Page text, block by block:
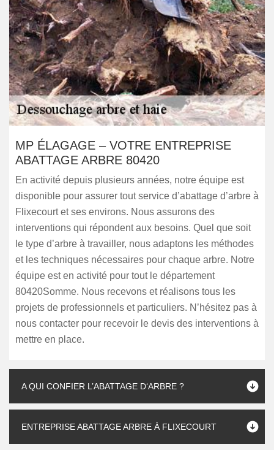
MP ÉLAGAGE – VOTRE ENTREPRISE
ABATTAGE ARBRE 80420
En activité depuis plusieurs années, notre équipe est
disponible pour assurer tout service d’abattage d’arbre à
Flixecourt et ses environs. Nous assurons des
interventions qui répondent aux besoins. Quel que soit
le type d’arbre à travailler, nous adaptons les méthodes
et les techniques nécessaires pour chaque arbre. Notre
équipe est en activité pour tout le département
80420Somme. Nous recevons et réalisons tous les
projets de professionnels et particuliers. N’hésitez pas à
nous contacter pour recevoir le devis des interventions à
mettre en place.
A QUI CONFIER L’ABATTAGE D‘ARBRE ?
ENTREPRISE ABATTAGE ARBRE À FLIXECOURT